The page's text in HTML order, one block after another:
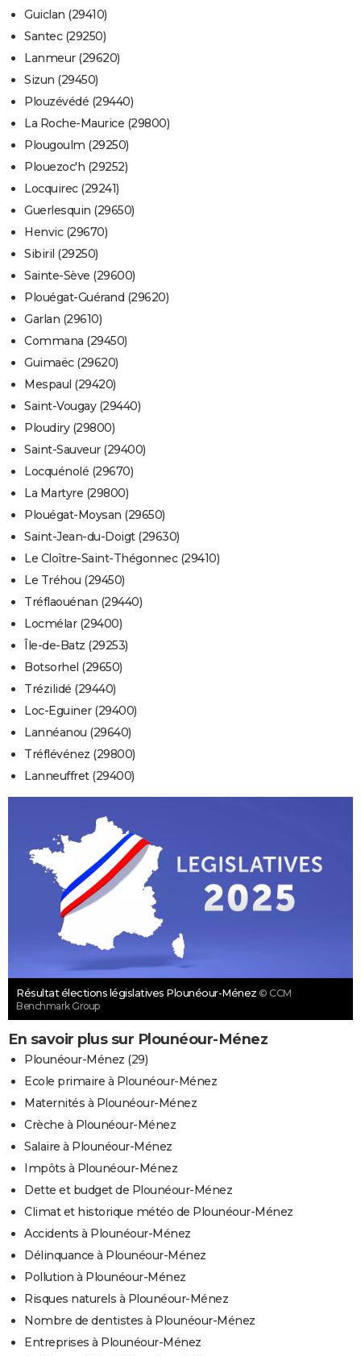
Guiclan (29410)
Santec (29250)
Lanmeur (29620)
Sizun (29450)
Plouzévédé (29440)
La Roche-Maurice (29800)
Plougoulm (29250)
Plouezoc'h (29252)
Locquirec (29241)
Guerlesquin (29650)
Henvic (29670)
Sibiril (29250)
Sainte-Sève (29600)
Plouégat-Guérand (29620)
Garlan (29610)
Commana (29450)
Guimaëc (29620)
Mespaul (29420)
Saint-Vougay (29440)
Ploudiry (29800)
Saint-Sauveur (29400)
Locquénolé (29670)
La Martyre (29800)
Plouégat-Moysan (29650)
Saint-Jean-du-Doigt (29630)
Le Cloître-Saint-Thégonnec (29410)
Le Tréhou (29450)
Tréflaouénan (29440)
Locmélar (29400)
Île-de-Batz (29253)
Botsorhel (29650)
Trézilidé (29440)
Loc-Eguiner (29400)
Lannéanou (29640)
Tréflévénez (29800)
Lanneuffret (29400)
Résultat élections législatives Plounéour-Ménez © CCM
Benchmark Group
En savoir plus sur Plounéour-Ménez
Plounéour-Ménez (29)
Ecole primaire à Plounéour-Ménez
Maternités à Plounéour-Ménez
Crèche à Plounéour-Ménez
Salaire à Plounéour-Ménez
Impôts à Plounéour-Ménez
Dette et budget de Plounéour-Ménez
Climat et historique météo de Plounéour-Ménez
Accidents à Plounéour-Ménez
Délinquance à Plounéour-Ménez
Pollution à Plounéour-Ménez
Risques naturels à Plounéour-Ménez
Nombre de dentistes à Plounéour-Ménez
Entreprises à Plounéour-Ménez